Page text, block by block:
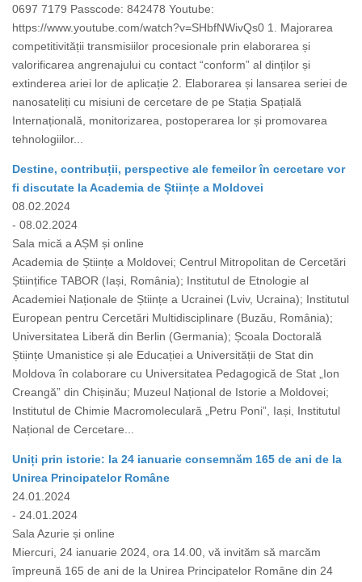
0697 7179 Passcode: 842478 Youtube:
https://www.youtube.com/watch?v=SHbfNWivQs0 1. Majorarea
competitivității transmisiilor procesionale prin elaborarea și
valorificarea angrenajului cu contact “conform” al dinților și
extinderea ariei lor de aplicație 2. Elaborarea și lansarea seriei de
nanosateliți cu misiuni de cercetare de pe Stația Spațială
Internațională, monitorizarea, postoperarea lor și promovarea
tehnologiilor...
Destine, contribuții, perspective ale femeilor în cercetare vor
fi discutate la Academia de Științe a Moldovei
08.02.2024
- 08.02.2024
Sala mică a AȘM și online
Academia de Științe a Moldovei; Centrul Mitropolitan de Cercetări
Științifice TABOR (Iași, România); Institutul de Etnologie al
Academiei Naționale de Științe a Ucrainei (Lviv, Ucraina); Institutul
European pentru Cercetări Multidisciplinare (Buzău, România);
Universitatea Liberă din Berlin (Germania); Școala Doctorală
Științe Umanistice și ale Educației a Universității de Stat din
Moldova în colaborare cu Universitatea Pedagogică de Stat „Ion
Creangă” din Chișinău; Muzeul Național de Istorie a Moldovei;
Institutul de Chimie Macromoleculară „Petru Poni”, Iași, Institutul
Național de Cercetare...
Uniți prin istorie: la 24 ianuarie consemnăm 165 de ani de la
Unirea Principatelor Române
24.01.2024
- 24.01.2024
Sala Azurie și online
Miercuri, 24 ianuarie 2024, ora 14.00, vă invităm să marcăm
împreună 165 de ani de la Unirea Principatelor Române din 24